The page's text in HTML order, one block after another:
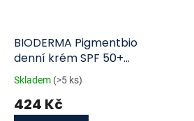
BIODERMA Pigmentbio
denní krém SPF 50+
40ml
Skladem (>5 ks)
424 Kč